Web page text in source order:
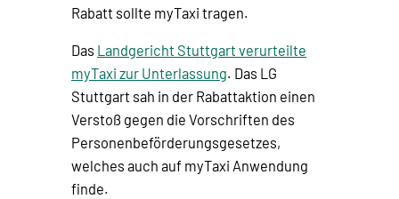
Rabatt sollte myTaxi tragen.
Das Landgericht Stuttgart verurteilte
myTaxi zur Unterlassung. Das LG
Stuttgart sah in der Rabattaktion einen
Verstoß gegen die Vorschriften des
Personenbeförderungsgesetzes,
welches auch auf myTaxi Anwendung
finde.